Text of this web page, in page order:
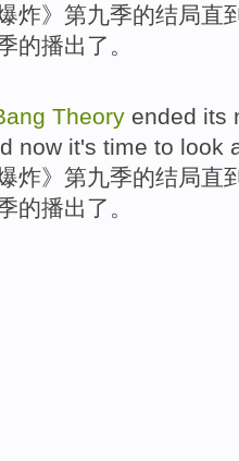
炸》 第九季的结局直
的播出了。
Theory ended its
now it's time to look
炸》 第九季的结局直
的播出了。